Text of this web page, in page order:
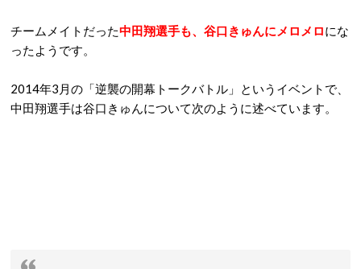
チームメイトだった中田翔選手も、谷口きゅんにメロメロにな
ったようです。
2014年3月の「逆襲の開幕トークバトル」というイベントで、
中田翔選手は谷口きゅんについて次のように述べています。